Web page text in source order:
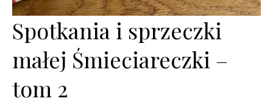
Spotkania i sprzeczki
małej Śmieciareczki –
tom 2